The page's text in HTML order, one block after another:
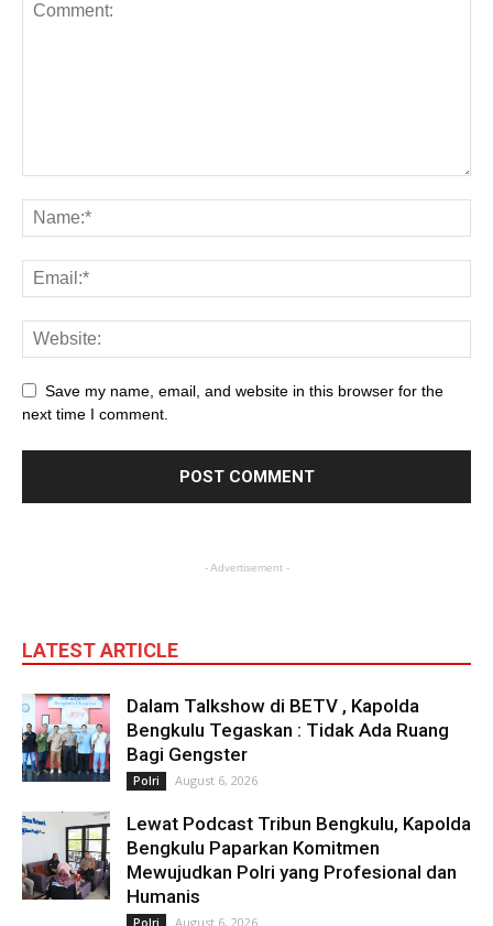
Save my name, email, and website in this browser for the
next time I comment.
- Advertisement -
LATEST ARTICLE
Dalam Talkshow di BETV , Kapolda
Bengkulu Tegaskan : Tidak Ada Ruang
Bagi Gengster
Polri August 6, 2026
Lewat Podcast Tribun Bengkulu, Kapolda
Bengkulu Paparkan Komitmen
Mewujudkan Polri yang Profesional dan
Humanis
Polri August 6, 2026